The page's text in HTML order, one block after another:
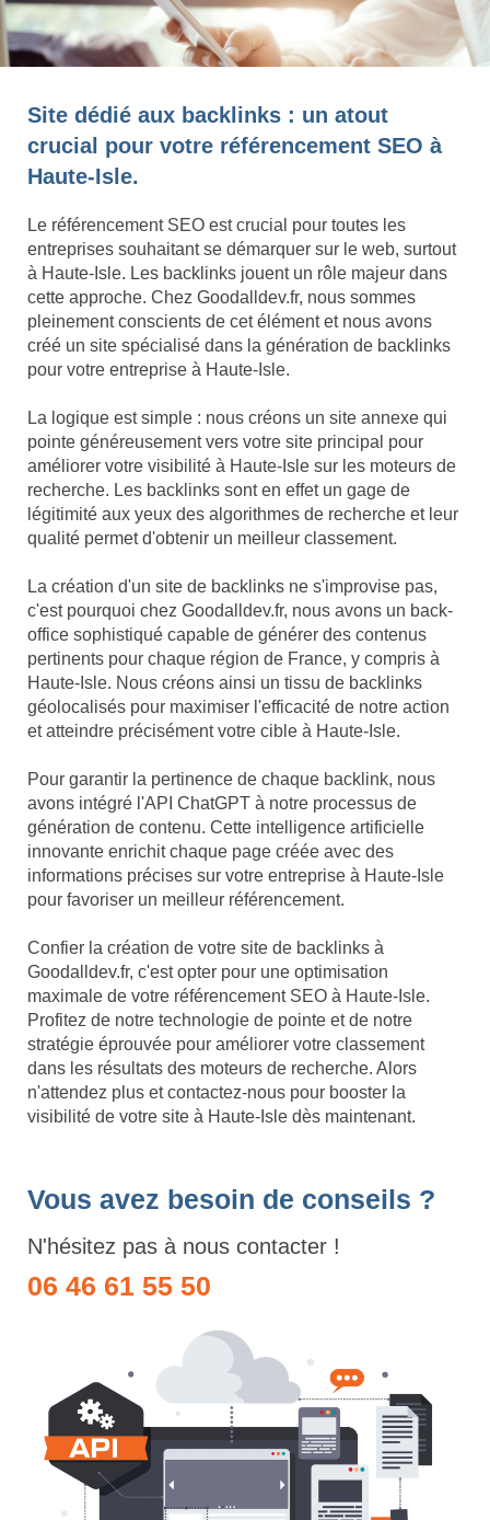
Site dédié aux backlinks : un atout
crucial pour votre référencement SEO à
Haute-Isle.
Le référencement SEO est crucial pour toutes les
entreprises souhaitant se démarquer sur le web, surtout
à Haute-Isle. Les backlinks jouent un rôle majeur dans
cette approche. Chez Goodalldev.fr, nous sommes
pleinement conscients de cet élément et nous avons
créé un site spécialisé dans la génération de backlinks
pour votre entreprise à Haute-Isle.
La logique est simple : nous créons un site annexe qui
pointe généreusement vers votre site principal pour
améliorer votre visibilité à Haute-Isle sur les moteurs de
recherche. Les backlinks sont en effet un gage de
légitimité aux yeux des algorithmes de recherche et leur
qualité permet d'obtenir un meilleur classement.
La création d'un site de backlinks ne s'improvise pas,
c'est pourquoi chez Goodalldev.fr, nous avons un back-
office sophistiqué capable de générer des contenus
pertinents pour chaque région de France, y compris à
Haute-Isle. Nous créons ainsi un tissu de backlinks
géolocalisés pour maximiser l'efficacité de notre action
et atteindre précisément votre cible à Haute-Isle.
Pour garantir la pertinence de chaque backlink, nous
avons intégré l'API ChatGPT à notre processus de
génération de contenu. Cette intelligence artificielle
innovante enrichit chaque page créée avec des
informations précises sur votre entreprise à Haute-Isle
pour favoriser un meilleur référencement.
Confier la création de votre site de backlinks à
Goodalldev.fr, c'est opter pour une optimisation
maximale de votre référencement SEO à Haute-Isle.
Profitez de notre technologie de pointe et de notre
stratégie éprouvée pour améliorer votre classement
dans les résultats des moteurs de recherche. Alors
n'attendez plus et contactez-nous pour booster la
visibilité de votre site à Haute-Isle dès maintenant.
Vous avez besoin de conseils ?
N'hésitez pas à nous contacter !
06 46 61 55 50